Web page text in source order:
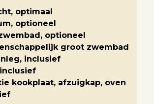
optimaal
optioneel
optioneel
groot zwembad
inclusief
kookplaat, afzuigkap, oven